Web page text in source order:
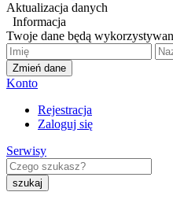
Aktualizacja danych
Informacja
Twoje dane będą
Zmień dane
Konto
Rejestracja
Zaloguj się
Serwisy